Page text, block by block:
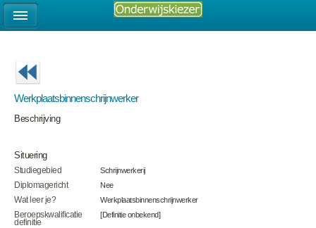
Werkplaatsbinnenschrijnwerker
Beschrijving
Situering
Studiegebied
Schrijnwerkerij
Diplomagericht
Nee
Wat leer je?
Werkplaatsbinnenschrijnwerker
Beroepskwalificatie
definitie
[Definitie onbekend]